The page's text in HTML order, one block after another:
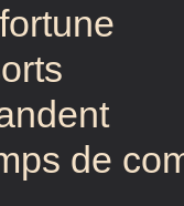
de